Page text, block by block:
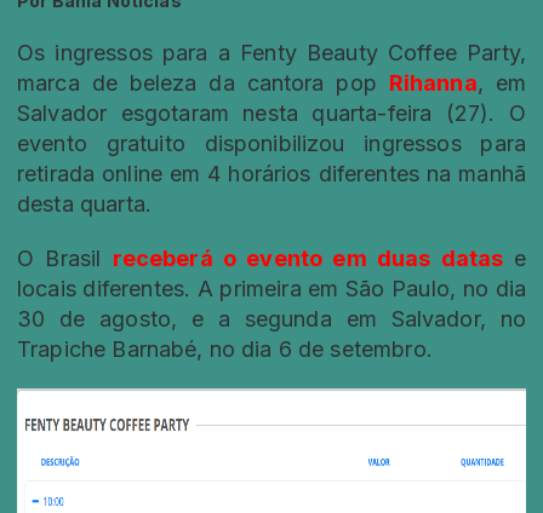
Os ingressos para a Fenty Beauty Coffee Party,
marca de beleza da cantora pop Rihanna, em
Salvador esgotaram nesta quarta-feira (27). O
evento gratuito disponibilizou ingressos para
retirada online em 4 horários diferentes na manhã
desta quarta.
O Brasil receberá o evento em duas datas e
locais diferentes. A primeira em São Paulo, no dia
30 de agosto, e a segunda em Salvador, no
Trapiche Barnabé, no dia 6 de setembro.